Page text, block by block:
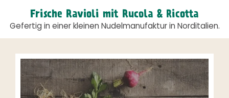
Frische Ravioli mit Rucola & Ricotta
Gefertig in einer kleinen Nudelmanufaktur in Norditalien.